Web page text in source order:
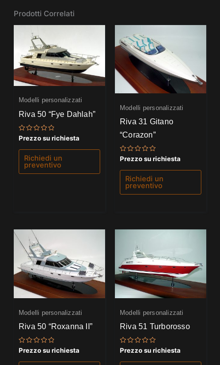
Prodotti Correlati
Modelli personalizzati
Riva 50 “Fye Dahlah”
Valutato
0
su
Prezzo su richiesta
Richiedi un
preventivo
Modelli personalizzati
Riva 31 Gitano
“Corazon”
Valutato
su
Prezzo su richiesta
Richiedi un
preventivo
Modelli personalizzati
Riva 50 “Roxanna II”
Valutato
0
su
Prezzo su richiesta
Modelli personalizzati
Riva 51 Turborosso
Valutato
0
su
Prezzo su richiesta